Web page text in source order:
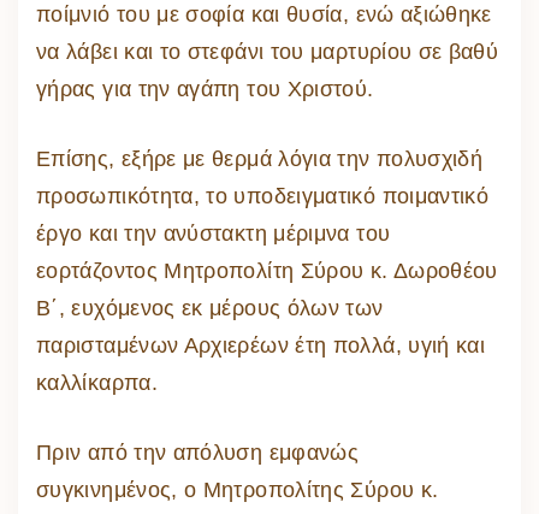
ποίμνιό του με σοφία και θυσία, ενώ αξιώθηκε
να λάβει και το στεφάνι του μαρτυρίου σε βαθύ
γήρας για την αγάπη του Χριστού.
Επίσης, εξήρε με θερμά λόγια την πολυσχιδή
προσωπικότητα, το υποδειγματικό ποιμαντικό
έργο και την ανύστακτη μέριμνα του
εορτάζοντος Μητροπολίτη Σύρου κ. Δωροθέου
Β΄, ευχόμενος εκ μέρους όλων των
παρισταμένων Αρχιερέων έτη πολλά, υγιή και
καλλίκαρπα.
Πριν από την απόλυση εμφανώς
συγκινημένος, ο Μητροπολίτης Σύρου κ.